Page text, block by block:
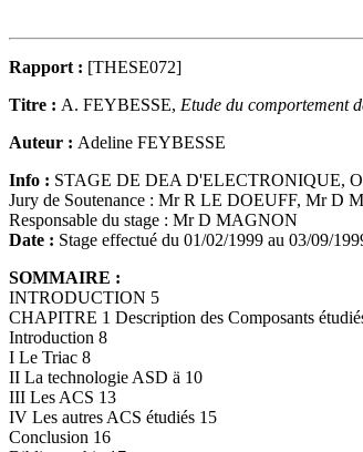
Rapport : [THESE072]
Titre : A. FEYBESSE, Etude du comportement
Auteur : Adeline FEYBESSE
Info : STAGE DE DEA D'ELECTRONIQUE,
Jury de Soutenance : Mr R LE DOEUFF, Mr
Responsable du stage : Mr D MAGNON
Date : Stage effectué du 01/02/1999 au 03/09/
SOMMAIRE :
INTRODUCTION 5
CHAPITRE 1 Description des Composants
Introduction 8
I Le Triac 8
II La technologie ASD ä 10
III Les ACS 13
IV Les autres ACS étudiés 15
Conclusion 16